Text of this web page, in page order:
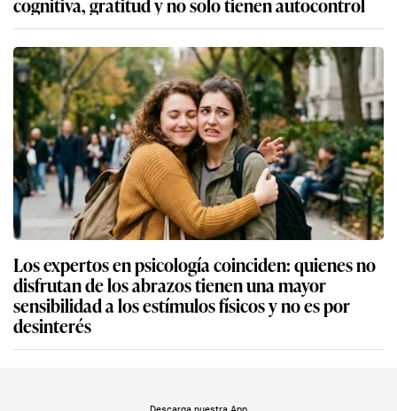
Los expertos en psicología coinciden: quienes no
disfrutan de los abrazos tienen una mayor
sensibilidad a los estímulos físicos y no es por
desinterés